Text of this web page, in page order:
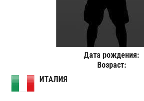
Дата рождения:
Возраст:
ИТАЛИЯ